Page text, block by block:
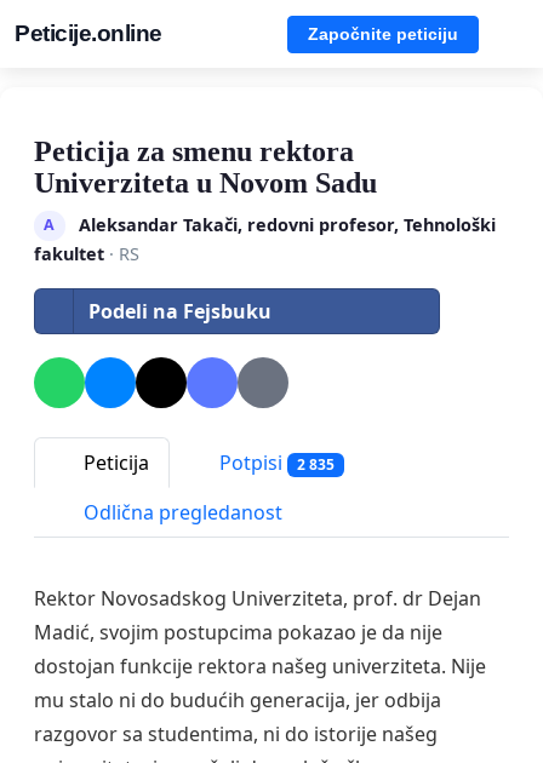
Peticije.online Započnite peticiju
Peticija za smenu rektora
Univerziteta u Novom Sadu
A
Aleksandar Takači, redovni profesor, Tehnološki
fakultet · RS
Podeli na Fejsbuku
Peticija Potpisi 2 835
Odlična pregledanost
Rektor Novosadskog Univerziteta, prof. dr Dejan
Madić, svojim postupcima pokazao je da nije
dostojan funkcije rektora našeg univerziteta. Nije
mu stalo ni do budućih generacija, jer odbija
razgovor sa studentima, ni do istorije našeg